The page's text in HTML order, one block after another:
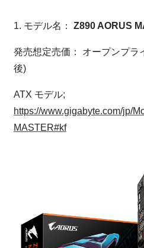
1. モデル名： Z890 AORUS
発売想定売価： オープンプラ
後)
ATX モデル;
https://www.gigabyte.com/jp/
MASTER#kf